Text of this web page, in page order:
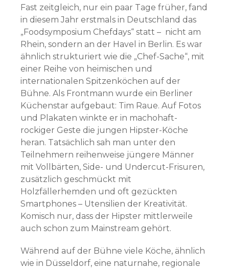
Fast zeitgleich, nur ein paar Tage früher, fand
in diesem Jahr erstmals in Deutschland das
„Foodsymposium Chefdays“ statt – nicht am
Rhein, sondern an der Havel in Berlin. Es war
ähnlich strukturiert wie die „Chef-Sache“, mit
einer Reihe von heimischen und
internationalen Spitzenköchen auf der
Bühne. Als Frontmann wurde ein Berliner
Küchenstar aufgebaut: Tim Raue. Auf Fotos
und Plakaten winkte er in machohaft-
rockiger Geste die jungen Hipster-Köche
heran. Tatsächlich sah man unter den
Teilnehmern reihenweise jüngere Männer
mit Vollbärten, Side- und Undercut-Frisuren,
zusätzlich geschmückt mit
Holzfällerhemden und oft gezückten
Smartphones – Utensilien der Kreativität.
Komisch nur, dass der Hipster mittlerweile
auch schon zum Mainstream gehört.
Während auf der Bühne viele Köche, ähnlich
wie in Düsseldorf, eine naturnahe, regionale